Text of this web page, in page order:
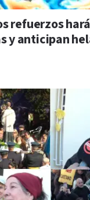
refuerzos
y anticipan